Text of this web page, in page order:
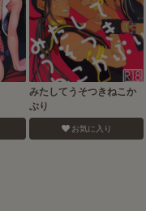
みたしてうそつきねこか
ぶり
お気に入り